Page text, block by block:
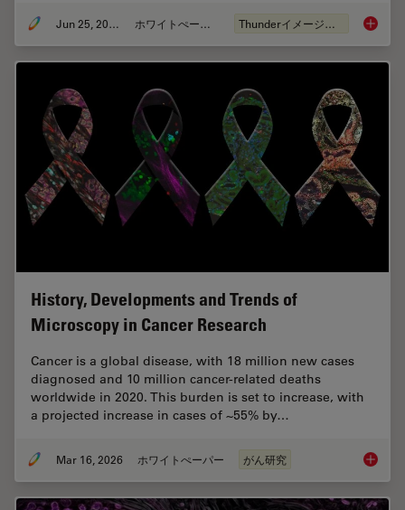
Jun 25, 2026 ホワイトぺーパー Thunderイメージング Fast,
History, Developments and Trends of
Microscopy in Cancer Research
Cancer is a global disease, with 18 million new cases
diagnosed and 10 million cancer-related deaths
worldwide in 2020. This burden is set to increase, with
a projected increase in cases of ~55% by…
Mar 16, 2026 ホワイトぺーパー がん研究